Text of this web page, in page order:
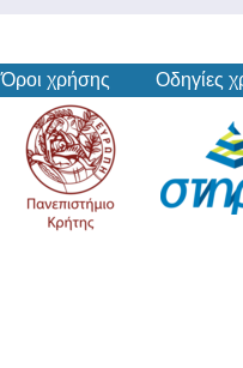
Όροι χρήσης Οδηγίες